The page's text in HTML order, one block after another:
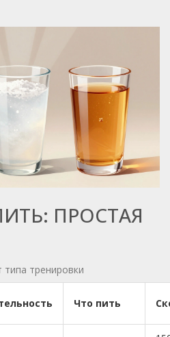
ПРОСТАЯ
тренировки
Что пить